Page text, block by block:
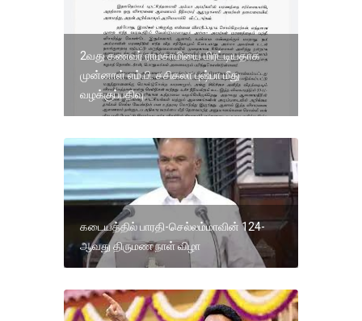
2வது கணவர் ராமசாமியை மிரட்டியதாக
முன்னாள் எம்.பி. சசிகலா புஷ்பா மீது
வழக்குப்பதிவு.
கடையத்தில் பாரதி-செல்லம்மாவின் 124-
ஆவது திருமண நாள் விழா